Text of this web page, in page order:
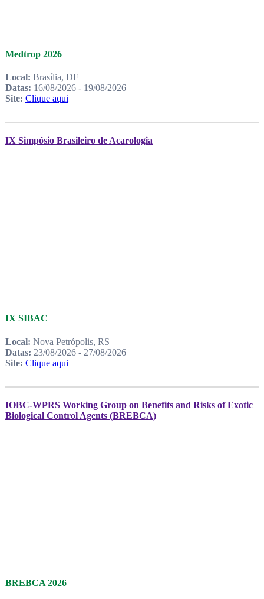
Medtrop 2026
Local: Brasília, DF
Datas: 16/08/2026 - 19/08/2026
Site: Clique aqui
IX Simpósio Brasileiro de Acarologia
IX SIBAC
Local: Nova Petrópolis, RS
Datas: 23/08/2026 - 27/08/2026
Site: Clique aqui
IOBC-WPRS Working Group on Benefits and Risks of Exotic
Biological Control Agents (BREBCA)
BREBCA 2026